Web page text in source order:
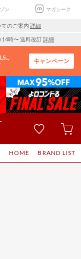
ン マガシーク
てのご案内 詳細
14時〜 送料改訂詳細
キャンペーン
HOME BRAND LIST